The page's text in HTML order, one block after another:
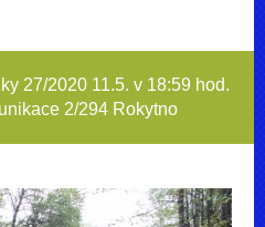
27/2020 11.5. v 18:59 hod.
2/294 Rokytno